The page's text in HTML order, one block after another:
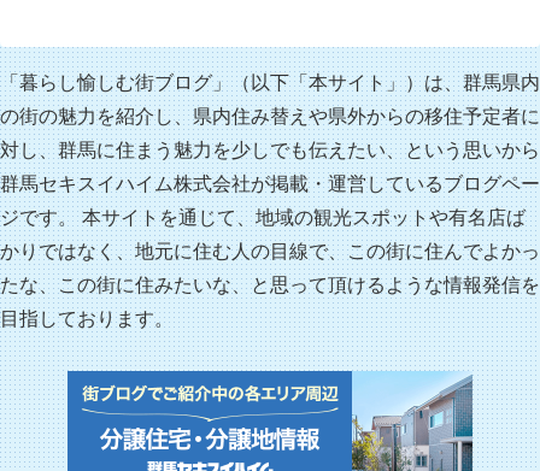
「暮らし愉しむ街ブログ」（以下「本サイト」）は、群馬県内
の街の魅力を紹介し、県内住み替えや県外からの移住予定者に
対し、群馬に住まう魅力を少しでも伝えたい、という思いから
群馬セキスイハイム株式会社が掲載・運営しているブログペー
ジです。 本サイトを通じて、地域の観光スポットや有名店ば
かりではなく、地元に住む人の目線で、この街に住んでよかっ
たな、この街に住みたいな、と思って頂けるような情報発信を
目指しております。